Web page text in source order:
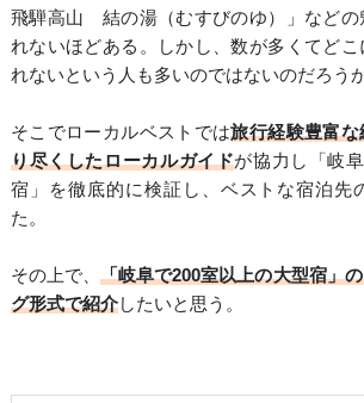
飛騨高山 結の湯（むすびのゆ）」などの
れないほどある。しかし、数が多くてどこ
れないという人も多いのではないのだろうか
そこでローカルベストでは旅行経験豊富
り尽くしたローカルガイドが協力し「岐
宿」を徹底的に検証し、ベストな宿泊先
た。
その上で、「岐阜で200室以上の大型宿」
グ形式で紹介したいと思う。